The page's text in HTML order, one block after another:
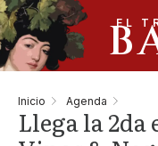
EL
Inicio Agenda
Llega la